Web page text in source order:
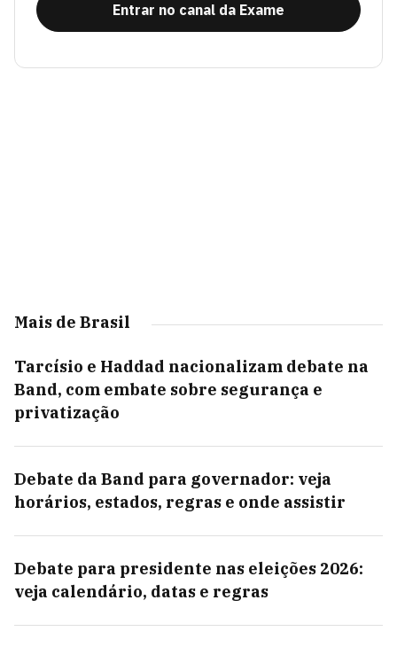
Entrar no canal da Exame
Mais de Brasil
Tarcísio e Haddad nacionalizam debate na
Band, com embate sobre segurança e
privatização
Debate da Band para governador: veja
horários, estados, regras e onde assistir
Debate para presidente nas eleições 2026:
veja calendário, datas e regras